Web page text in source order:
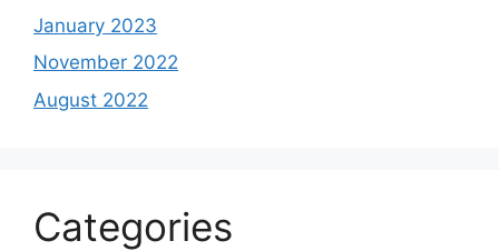
January 2023
November 2022
August 2022
Categories